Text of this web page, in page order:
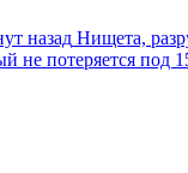
назад Нищета,
потеряется под